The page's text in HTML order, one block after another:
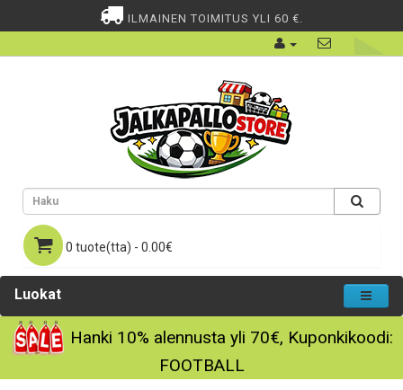
ILMAINEN TOIMITUS YLI 60 €.
0 tuote(tta) - 0.00€
Luokat
Hanki 10% alennusta yli 70€, Kuponkikoodi:
FOOTBALL